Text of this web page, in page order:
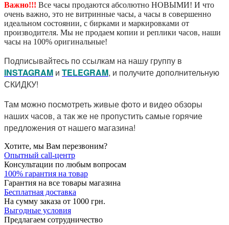
Важно!!! Все часы продаются абсолютно НОВЫМИ! И что
очень важно, это не витринные часы, а часы в совершенно
идеальном состоянии, с бирками и маркировками от
производителя. Мы не продаем копии и реплики часов, наши
часы на 100% оригинальные!
Подписывайтесь по ссылкам на нашу группу в
INSTAGRAM и TELEGRAM, и получите дополнительную
СКИДКУ!
Там можно посмотреть живые фото и видео обзоры
наших часов, а так же не пропустить самые горячие
предложения от нашего магазина!
Хотите, мы Вам перезвоним?
Опытный call-центр
Консультации по любым вопросам
100% гарантия на товар
Гарантия на все товары магазина
Бесплатная доставка
На сумму заказа от 1000 грн.
Выгодные условия
Предлагаем сотрудничество